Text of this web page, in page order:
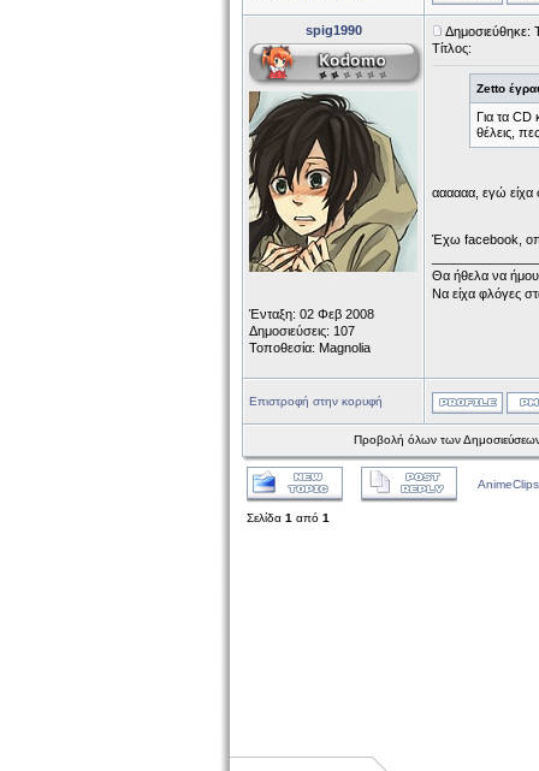
spig1990
Ένταξη: 02 Φεβ 2008
Δημοσιεύσεις: 107
Τοποθεσία: Magnolia
Δημοσιεύθηκε:
Τίτλος:
Zetto
Για τα CD
θέλεις,
αααααα, εγώ είχα
Έχω facebook,
Θα ήθελα να
Να είχα φλόγες
Επιστροφή στην κορυφή
Προβολή όλων των
Σελίδα 1 από 1